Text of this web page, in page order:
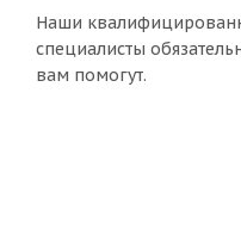
Наши
специалисты
вам помогут.